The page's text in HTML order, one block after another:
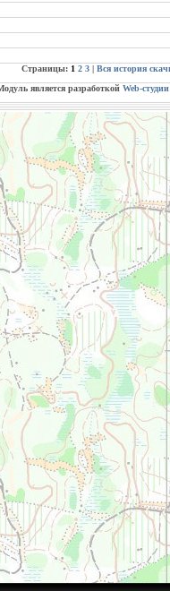
Страницы: 1 2 3 | Вся история
является разработкой Web-